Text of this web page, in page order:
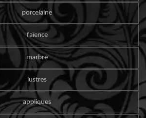
porcelaine
faïence
marbre
lustres
appliques